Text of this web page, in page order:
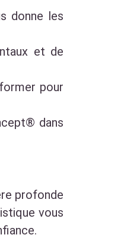
donne les
et de
pour
dans
profonde
vous